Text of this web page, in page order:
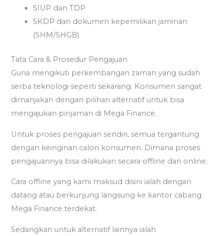
SIUP dan TDP
SKDP dan dokumen kepemilikan jaminan
(SHM/SHGB)
Tata Cara & Prosedur Pengajuan
Guna mengikuti perkembangan zaman yang sudah
serba teknologi seperti sekarang. Konsumen sangat
dimanjakan dengan pilihan alternatif untuk bisa
mengajukan pinjaman di Mega Finance.
Untuk proses pengajuan sendiri, semua tergantung
dengan keinginan calon konsumen. Dimana proses
pengajuannya bisa dilakukan secara offline dan online.
Cara offline yang kami maksud disini ialah dengan
datang atau berkunjung langsung ke kantor cabang
Mega Finance terdekat.
Sedangkan untuk alternatif lainnya ialah